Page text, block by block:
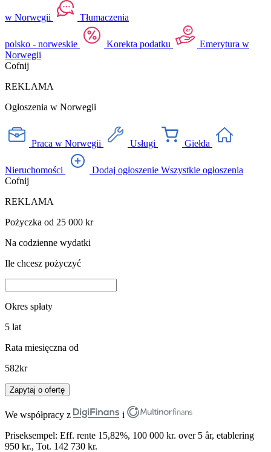
w Norwegii Tłumaczenia
polsko - norweskie Korekta podatku
Emerytura w
Norwegii
Cofnij
REKLAMA
Ogłoszenia w Norwegii
Praca w Norwegii Usługi Giełda
Nieruchomości Dodaj ogłoszenie Wszystkie ogłoszenia
Cofnij
REKLAMA
Pożyczka od 25 000 kr
Na codzienne wydatki
Ile chcesz pożyczyć
Okres spłaty
5 lat
Rata miesięczna od
582kr
Zapytaj o ofertę
We współpracy z
i
Priseksempel: Eff. rente 15,82%, 100 000 kr. over 5 år, etablering
950 kr., Tot. 142 730 kr.